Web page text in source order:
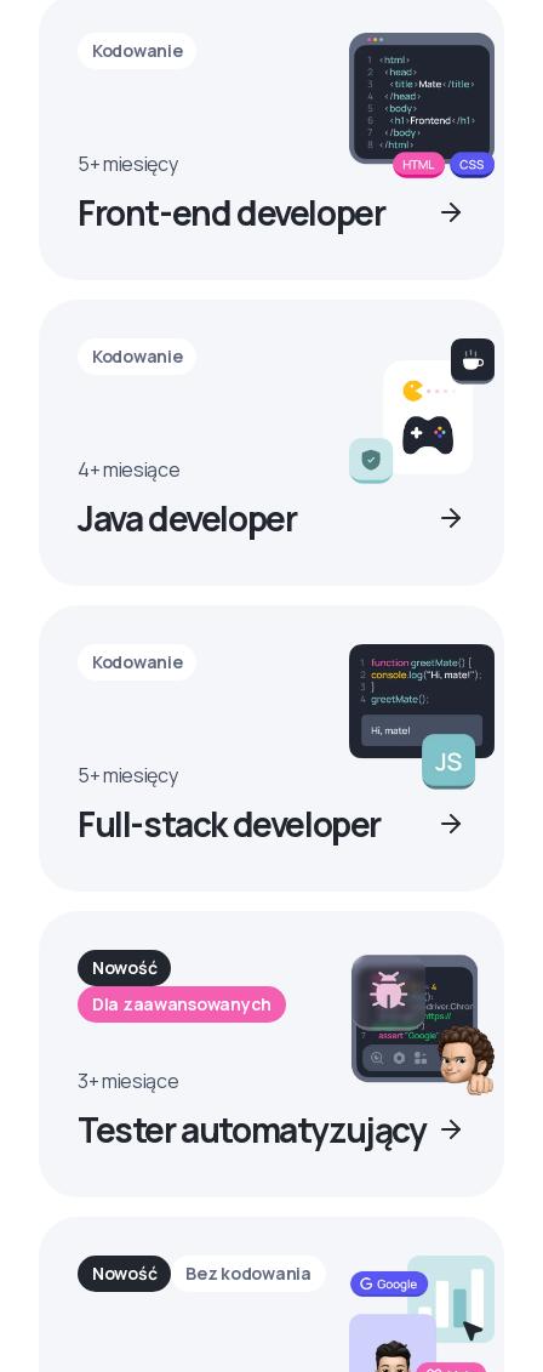
Kodowanie
5+ miesięcy
Front-end developer
Kodowanie
4+ miesiące
Java developer
Kodowanie
5+ miesięcy
Full-stack developer
Nowość
Dla zaawansowanych
3+ miesiące
Tester automatyzujący
Nowość Bez kodowania